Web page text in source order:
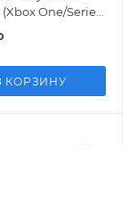
One/Series
КОРЗИНУ